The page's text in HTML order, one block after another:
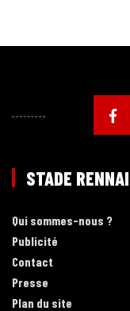
STADE
Qui sommes-nous ?
Publicité
Contact
Presse
Plan du site